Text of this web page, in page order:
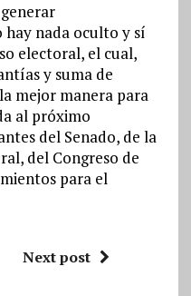
nada oculto y sí
electoral, el cual,
y suma de
mejor manera para
al próximo
del Senado, de la
del Congreso de
para el
Next post